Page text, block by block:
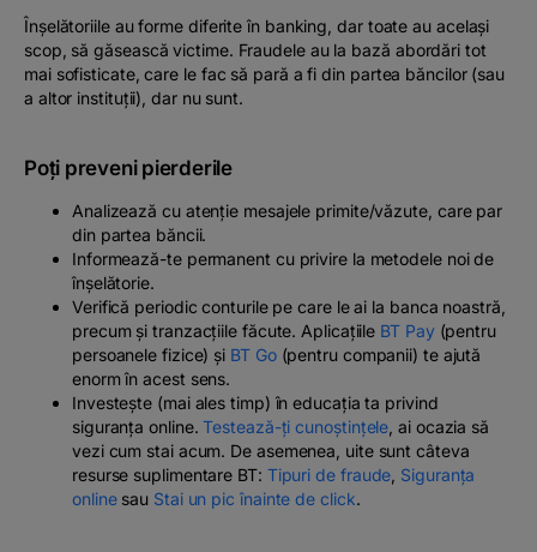
Pentru antreprenori
Banking, pe relaxare
Înșelătoriile au forme diferite în banking, dar toate au același
scop, să găsească victime. Fraudele au la bază abordări tot
mai sofisticate, care le fac să pară a fi din partea băncilor (sau
a altor instituții), dar nu sunt.
Poți preveni pierderile
Analizează cu atenție mesajele primite/văzute, care par
din partea băncii.
Informează-te permanent cu privire la metodele noi de
înșelătorie.
Verifică periodic conturile pe care le ai la banca noastră,
precum și tranzacțiile făcute. Aplicațiile BT Pay(pentru
persoanele fizice) și BT Go(pentru companii) te ajută
enorm în acest sens.
Investește (mai ales timp) în educația ta privind
siguranța online.Testează-ți cunoștințele , ai ocazia să
vezi cum stai acum. De asemenea, uite sunt câteva
resurse suplimentare BT: Tipuri de fraude Siguranța
onlinesau Stai un pic înainte de click.